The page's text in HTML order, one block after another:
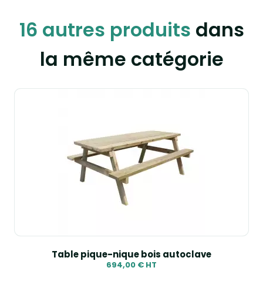
16 autres produits dans
la même catégorie
Table pique-nique bois autoclave
694,00 € HT